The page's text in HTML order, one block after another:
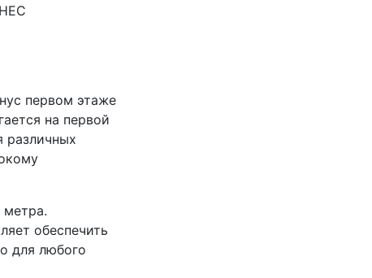
первом этаже
на первой
различных
метра.
обеспечить
для любого